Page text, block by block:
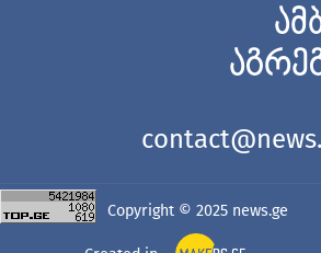
Copyright © 2025 news.ge